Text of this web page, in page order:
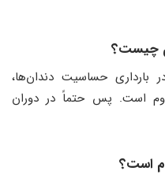
چیست؟
بارداری حساسیت دندان‌ها،
است. پس حتماً در دوران
است؟